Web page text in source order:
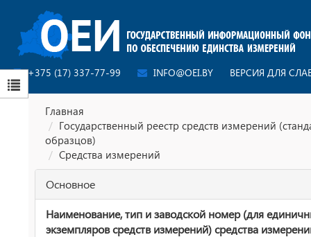
+375 (17) 337-77-99 INFO@OEI.BY ВЕРСИЯ ДЛЯ
Главная
Государственный реестр средств измерений
образцов)
Средства измерений
Основное
Наименование, тип и заводской номер (для
экземпляров средств измерений) средства